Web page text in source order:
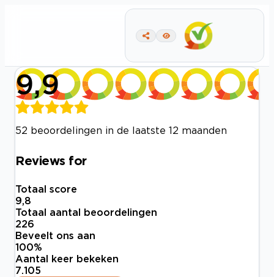
9,9
52 beoordelingen in de laatste 12 maanden
Reviews for
Totaal score
9,8
Totaal aantal beoordelingen
226
Beveelt ons aan
100%
Aantal keer bekeken
7.105